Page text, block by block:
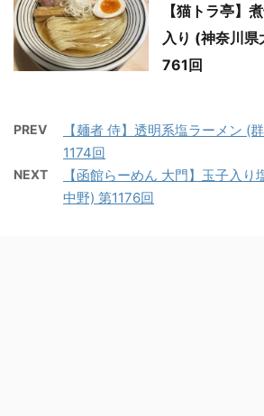
【猫トラ亭】
入り (神奈川
761回
PREV
【麺者 侍】透明系塩ラーメン (
1174回
NEXT
【函館らーめん 大門】玉子入
中野) 第1176回